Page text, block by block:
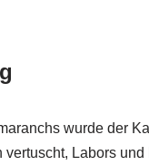
wurde der
Labors